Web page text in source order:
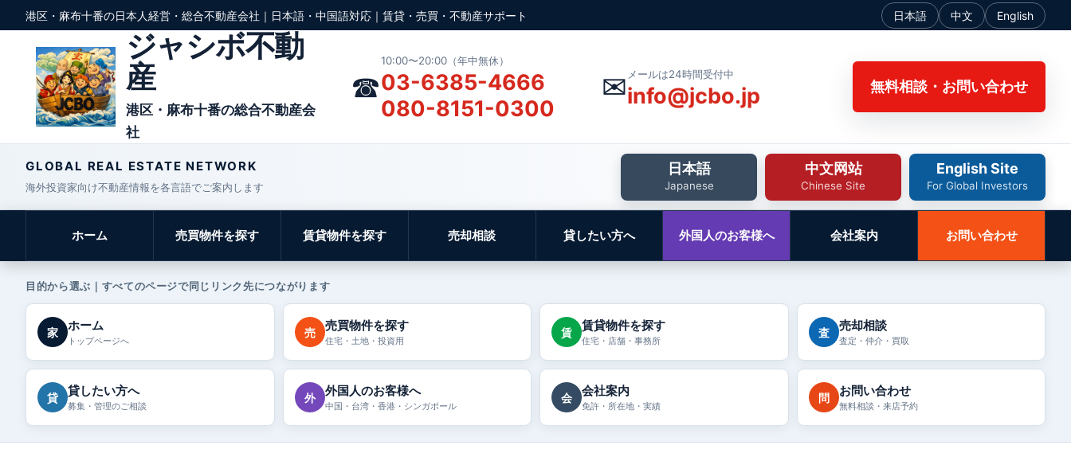
港区・麻布十番の日本人経営・総合不動産会社｜日本語・中国語対応｜賃貸・売買・不動産サポート 日本語 中文 English
ジャシボ不動
産
港区・麻布十番の総合不動産会
社
☎
10:00〜20:00（年中無休）
03-6385-4666
080-8151-0300
✉ メールは24時間受付中
info@jcbo.jp 無料相談・お問い合わせ
GLOBAL REAL ESTATE NETWORK
海外投資家向け不動産情報を各言語でご案内します
日本語
Japanese
中文网站
Chinese Site
English Site
For Global Investors
ホーム 売買物件を探す 賃貸物件を探す 売却相談 貸したい方へ 外国人のお客様へ 会社案内 お問い合わせ
目的から選ぶ｜すべてのページで同じリンク先につながります
家 ホーム
トップページへ
売 売買物件を探す
住宅・土地・投資用
賃 賃貸物件を探す
住宅・店舗・事務所
査 売却相談
査定・仲介・買取
貸 貸したい方へ
募集・管理のご相談
外 外国人のお客様へ
中国・台湾・香港・シンガポール
会 会社案内
免許・所在地・実績
問 お問い合わせ
無料相談・来店予約